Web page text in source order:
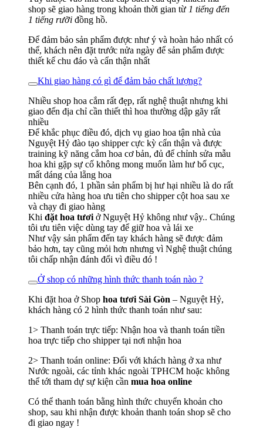
shop sẽ giao hàng trong khoản thời gian từ 1 tiếng đến
1 tiếng rưỡi đồng hồ.
Để đảm bảo sản phẩm được như ý và hoàn hảo nhất có
thể, khách nên đặt trước nửa ngày để sản phẩm được
thiết kế chu đáo và cẩn thận nhất
Khi giao hàng có gì để đảm bảo chất lượng?
Nhiều shop hoa cắm rất đẹp, rất nghệ thuật nhưng khi
giao đến địa chỉ cần thiết thì hoa thường dập gãy rất
nhiều
Để khắc phục điều đó, dịch vụ giao hoa tận nhà của
Nguyệt Hỷ đào tạo shipper cực kỳ cẩn thận và được
training kỹ năng cắm hoa cơ bản, đủ để chỉnh sửa mẫu
hoa khi gặp sự cố không mong muốn làm hư bố cục,
mất dáng của lẵng hoa
Bên cạnh đó, 1 phần sản phẩm bị hư hại nhiều là do rất
nhiều cửa hàng hoa ưu tiên cho shipper cột hoa sau xe
và chạy đi giao hàng
Khi đặt hoa tươi ở Nguyệt Hỷ không như vậy.. Chúng
tôi ưu tiên việc dùng tay để giữ hoa và lái xe
Như vậy sản phẩm đến tay khách hàng sẽ được đảm
bảo hơn, tay cũng mỏi hơn nhưng vì Nghệ thuật chúng
tôi chấp nhận đánh đổi vì điều đó !
Ở shop có những hình thức thanh toán nào ?
Khi đặt hoa ở Shop hoa tươi Sài Gòn – Nguyệt Hỷ,
khách hàng có 2 hình thức thanh toán như sau:
1> Thanh toán trực tiếp: Nhận hoa và thanh toán tiền
hoa trực tiếp cho shipper tại nơi nhận hoa
2> Thanh toán online: Đối với khách hàng ở xa như
Nước ngoài, các tỉnh khác ngoài TPHCM hoặc không
thể tới tham dự sự kiện cần mua hoa online
Có thể thanh toán bằng hình thức chuyển khoản cho
shop, sau khi nhận được khoản thanh toán shop sẽ cho
đi giao ngay !